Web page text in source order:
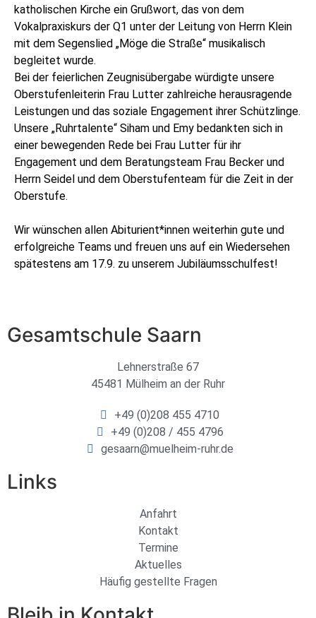
katholischen Kirche ein Grußwort, das von dem
Vokalpraxiskurs der Q1 unter der Leitung von Herrn Klein
mit dem Segenslied „Möge die Straße“ musikalisch
begleitet wurde.
Bei der feierlichen Zeugnisübergabe würdigte unsere
Oberstufenleiterin Frau Lutter zahlreiche herausragende
Leistungen und das soziale Engagement ihrer Schützlinge.
Unsere „Ruhrtalente“ Siham und Emy bedankten sich in
einer bewegenden Rede bei Frau Lutter für ihr
Engagement und dem Beratungsteam Frau Becker und
Herrn Seidel und dem Oberstufenteam für die Zeit in der
Oberstufe.
Wir wünschen allen Abiturient*innen weiterhin gute und
erfolgreiche Teams und freuen uns auf ein Wiedersehen
spätestens am 17.9. zu unserem Jubiläumsschulfest!
Gesamtschule Saarn
Lehnerstraße 67
45481 Mülheim an der Ruhr
+49 (0)208 455 4710
+49 (0)208 / 455 4796
gesaarn@muelheim-ruhr.de
Links
Anfahrt
Kontakt
Termine
Aktuelles
Häufig gestellte Fragen